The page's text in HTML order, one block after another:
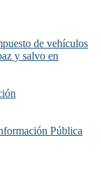
de vehículos
y salvo en
Pública